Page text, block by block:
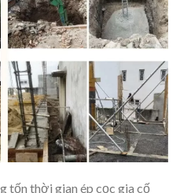
tốn thời gian ép cọc gia cố